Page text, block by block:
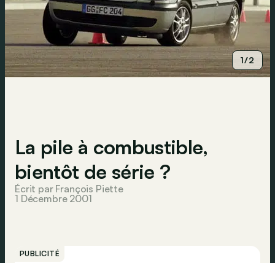
1/2
La pile à combustible,
bientôt de série ?
Écrit par François Piette
1 Décembre 2001
PUBLICITÉ